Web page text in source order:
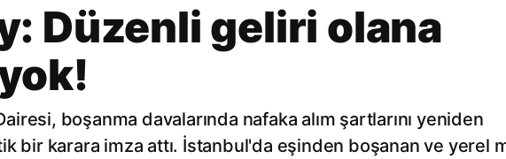
Düzenli geliri olana
boşanma davalarında nafaka alım şartlarını yeniden
bir karara imza attı. İstanbul'da eşinden boşanan ve yerel